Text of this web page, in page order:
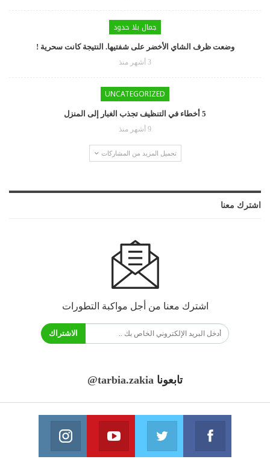
جمال بلا حدود
وضعت ظرف الشاي الأخضر على شفتيها. النتيجة كانت سحرية !
3 أشهر منذ
UNCATEGORIZED
5 أخطاء في التنظيف تجذب الغبار إلى المنزل
9 أشهر منذ
تحميل المزيد من المشاركات
اشترك معنا
اشترك معنا من أجل مواكبة التطورات
الاشتراك
تابعونا @tarbia.zakia
فايسبوك
انضم الينا انضم الينا
يوتيوب
انضم الينا